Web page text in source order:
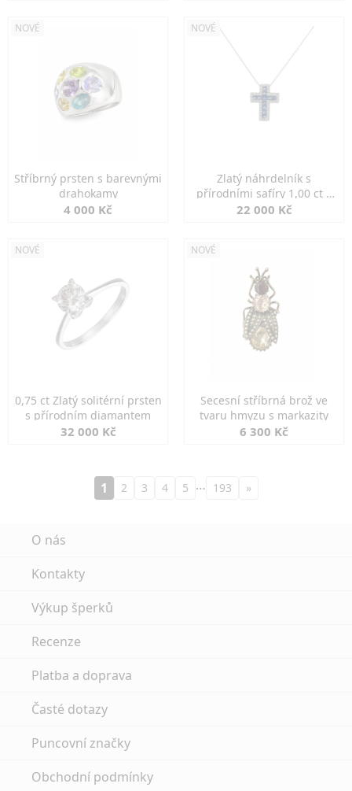
NOVÉ
Stříbrný prsten s barevnými
drahokamy
4 000 Kč
NOVÉ
Zlatý náhrdelník s
přírodními safíry 1,00 ct a
diamanty
22 000 Kč
NOVÉ
0,75 ct Zlatý solitérní prsten
s přírodním diamantem
32 000 Kč
NOVÉ
Secesní stříbrná brož ve
tvaru hmyzu s markazity
6 300 Kč
1 2 3 4 5 … 193 »
O nás
Kontakty
Výkup šperků
Recenze
Platba a doprava
Časté dotazy
Puncovní značky
Obchodní podmínky